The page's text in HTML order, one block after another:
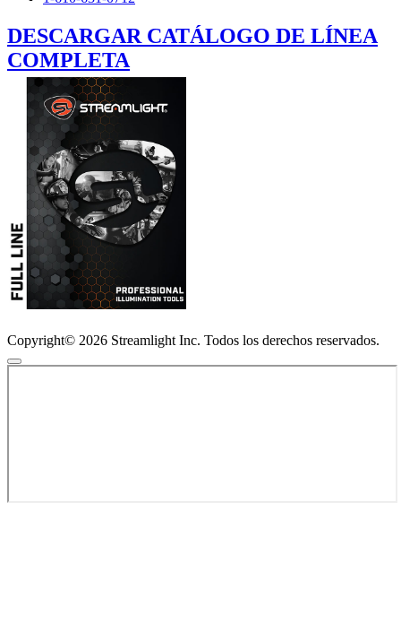
DESCARGAR CATÁLOGO DE LÍNEA
COMPLETA
Copyright© 2026 Streamlight Inc. Todos los derechos reservados.